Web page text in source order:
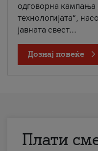
одговорна кампања
технологијата“,
јавната свест...
Дознај повеќе
Плати